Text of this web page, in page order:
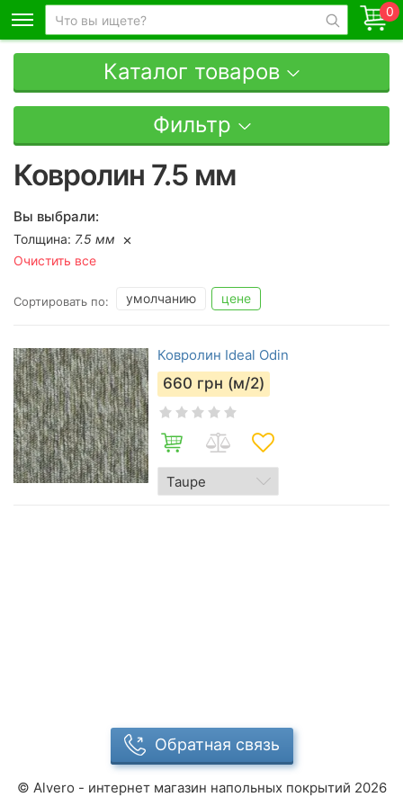
0
Каталог товаров
Фильтр
Ковролин 7.5 мм
Вы выбрали:
Толщина: 7.5 мм
Очистить все
Сортировать по: умолчанию цене
Ковролин Ideal Odin
660 грн (м/2)
Обратная связь
© Alvero - интернет магазин напольных покрытий 2026